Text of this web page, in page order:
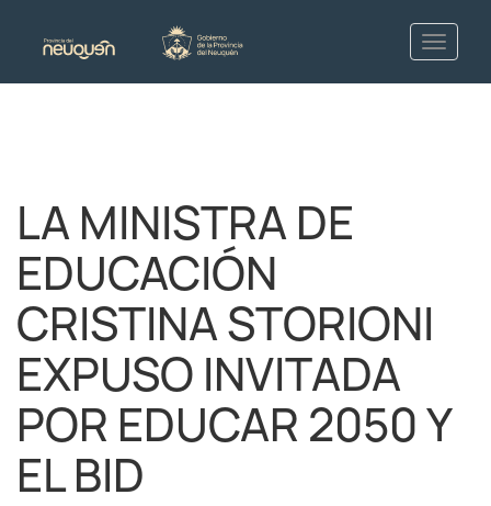
LA MINISTRA DE
EDUCACIÓN
CRISTINA STORIONI
EXPUSO INVITADA
POR EDUCAR 2050 Y
EL BID